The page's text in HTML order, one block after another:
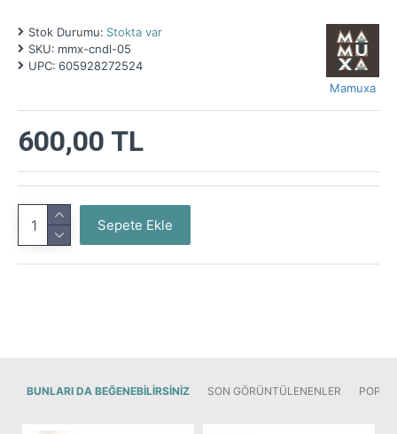
Doğal bir ürün olduğu için çevre dostudur.
Balmumu Mumlarımızın Özellikleri:
Her mum özenle ve sevgiyle elle
tarafından üretilen doğal bir üründür.
yapay bileşen bulunmaz.
Uzun Ömürlü:Balmumu mumlar, parafin
mumlardan daha uzun ömürlüdür.
Doğal Aroma:Hafif bir bal kokusuna sahiptir.
Yanan bir mumun yanından asla ayrılmayın.
Stok Durumu: Stokta var
SKU: mmx-cndl-05
UPC: 605928272524
Mamuxa
600,00 TL
Sepete Ekle
BUNLARI DA BEĞENEBILIRSINIZ SON GÖRÜNTÜLENENLER